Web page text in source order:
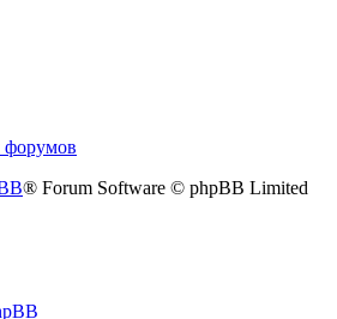
® Forum Software © phpBB Limited